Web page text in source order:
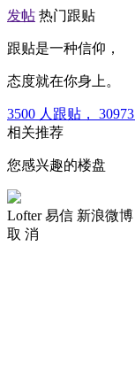
发帖 热门跟贴
跟贴是一种信仰，
态度就在你身上。
3500 人跟贴， 30973
相关推荐
您感兴趣的楼盘
Lofter 易信 新浪微博
取 消